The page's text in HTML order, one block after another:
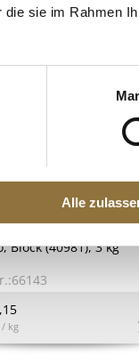
sie im Rahmen
Alle
Kakaobohnen, 73%
Block (40981), 3 kg
/ kg